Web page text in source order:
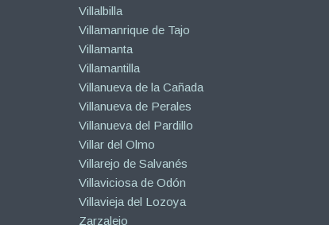
Villalbilla
Villamanrique de Tajo
Villamanta
Villamantilla
Villanueva de la Cañada
Villanueva de Perales
Villanueva del Pardillo
Villar del Olmo
Villarejo de Salvanés
Villaviciosa de Odón
Villavieja del Lozoya
Zarzalejo